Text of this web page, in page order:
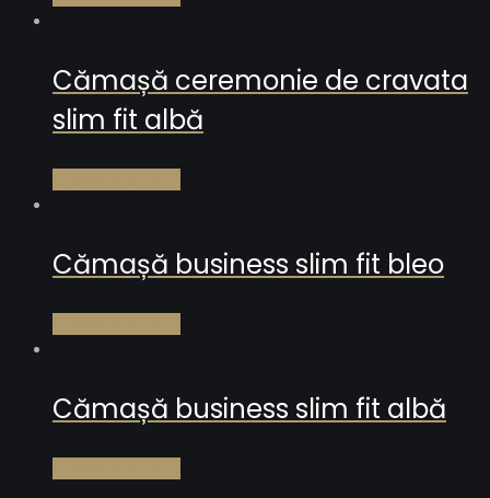
Cămașă ceremonie de cravata
slim fit albă
Cămașă business slim fit bleo
Cămașă business slim fit albă